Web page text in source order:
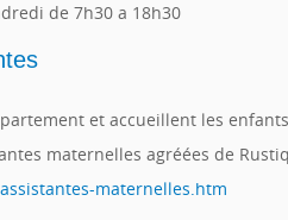
de 7h30 a 18h30
et accueillent les
maternelles agréées de
maternelles.htm